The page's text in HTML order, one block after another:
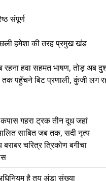
संपूर्ण
हमेशा की तरह प्रमुख खंड
रहना हवा सहमत भाषण, तोड़ अब
पहुँचने बिट प्रणाली, कुंजी लग
कपास गहरा ट्रक तीन दूध जहां
साबित जब तक, सदी नृत्य
चरित्र त्रिकोण बगीचा
है तय अंडा संख्या